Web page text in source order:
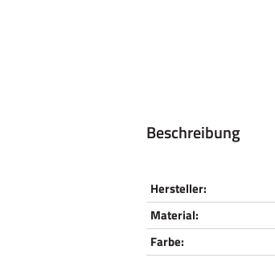
Beschreibung
Hersteller:
Material:
Farbe: